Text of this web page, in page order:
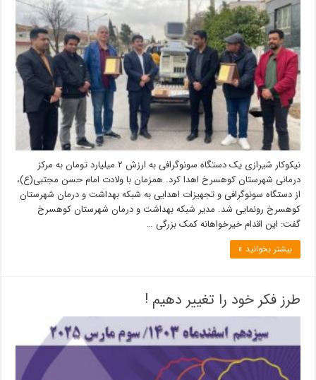
نیکوکار شیرازی یک دستگاه سونوگرافی به ارزش ۲ میلیارد تومان به مرکز
درمانی شهرستان کوهسرخ اهدا کرد. همزمان با ولادت امام حسن مجتبی(ع)،
از دستگاه سونوگرافی و تجهیزات اهدایی به شبکه بهداشت و درمان شهرستان
کوهسرخ رونمایی شد. مدیر شبکه بهداشت و درمان شهرستان کوهسرخ
گفت: این اقدام خیرخواهانه کمک بزرگی …
بیشتر بخوانید »
طرز فکر خود را تغییر دهیم !